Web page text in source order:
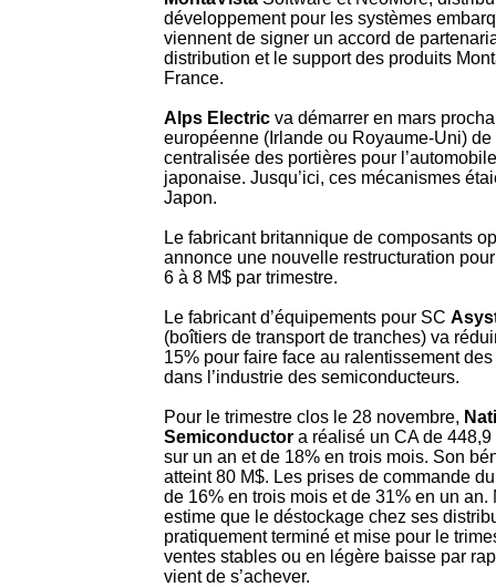
développement pour les systèmes
viennent de signer un accord de
distribution et le support des produits
France.
Alps Electric va démarrer en mars
européenne (Irlande ou Royaume-Uni) de
centralisée des portières pour
japonaise. Jusqu’ici, ces mécanismes
Japon.
Le fabricant britannique de composants
annonce une nouvelle restructuration
6 à 8 M$ par trimestre.
Le fabricant d’équipements pour SC
(boîtiers de transport de tranches) va
15% pour faire face au ralentissement
dans l’industrie des semiconducteurs.
Pour le trimestre clos le 28 novembre,
Semiconductor a réalisé un CA de
sur un an et de 18% en trois mois. Son
atteint 80 M$. Les prises de commande
de 16% en trois mois et de 31% en un an.
estime que le déstockage chez ses
pratiquement terminé et mise pour le
ventes stables ou en légère baisse par
vient de s’achever.